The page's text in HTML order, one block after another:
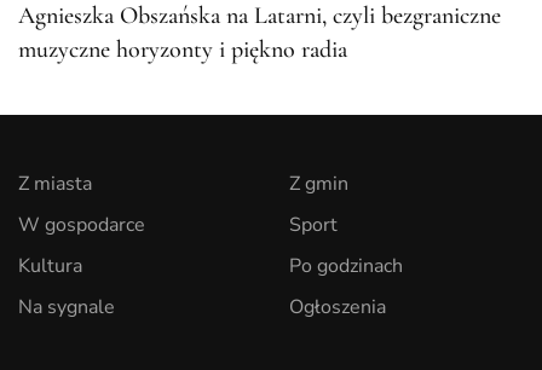
Agnieszka Obszańska na Latarni, czyli bezgraniczne
muzyczne horyzonty i piękno radia
Z miasta
W gospodarce
Kultura
Na sygnale
Z gmin
Sport
Po godzinach
Ogłoszenia